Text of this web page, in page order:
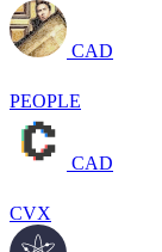
CAD
PEOPLE
CAD
CVX